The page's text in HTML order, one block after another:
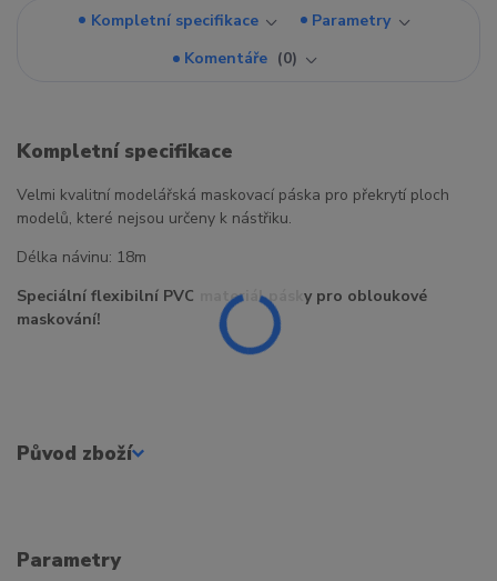
Kompletní specifikace
Parametry
Komentáře
0
Kompletní specifikace
Velmi kvalitní modelářská maskovací páska pro překrytí ploch
modelů, které nejsou určeny k nástřiku.
Délka návinu: 18m
Speciální flexibilní PVC materiál pásky pro obloukové
maskování!
Původ zboží
Parametry